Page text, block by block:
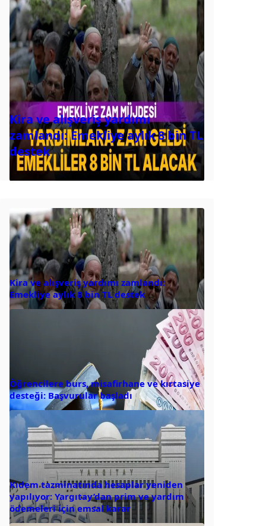
Kira ve alışveriş yardımı
zamlandı: Emekliye aylık 8 bin TL
destek
Kira ve alışveriş yardımı zamlandı:
Emekliye aylık 8 bin TL destek
Öğrencilere burs, misafirhane ve kırtasiye
desteği: Başvurular başladı
Kıdem tazminatında hesaplar yeniden
yapılıyor: Yargıtay’dan prim ve yardım
ödemeleri için emsal karar